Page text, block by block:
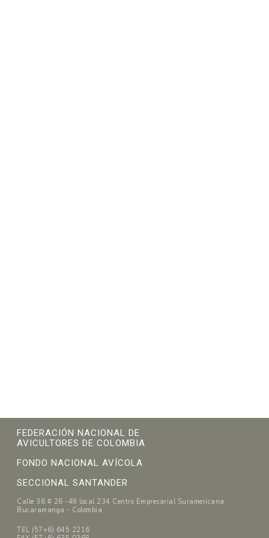
FEDERACIÓN NACIONAL DE
AVICULTORES DE COLOMBIA
FONDO NACIONAL AVÍCOLA
SECCIONAL SANTANDER
Calle 36 # 26 -48 local 234 Centro Empresarial Suramericana
Bucaramanga - Colombia
TEL (57+6) 645 2216